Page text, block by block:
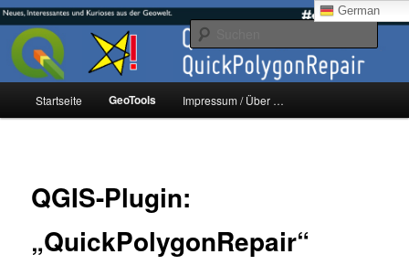
Zum
primären
Inhalt
springen#geoObserver
mikeE's GeoBlog
Startseite GeoTools Impressum / Über …
QGIS-Plugin:
„QuickPolygonRepair“
German